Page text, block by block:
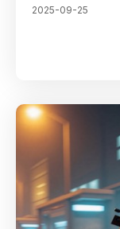
2025-09-25